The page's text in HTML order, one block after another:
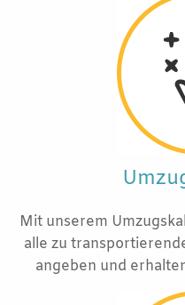
Mit unserem
alle zu
angeben und